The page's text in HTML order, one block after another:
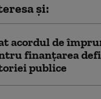
și:
acordul de
finanțarea
publice